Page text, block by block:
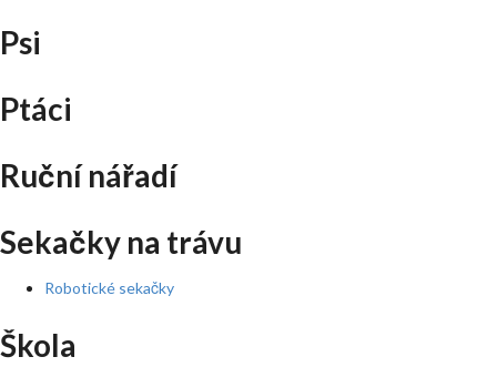
Psi
Ptáci
Ruční nářadí
Sekačky na trávu
Robotické sekačky
Škola